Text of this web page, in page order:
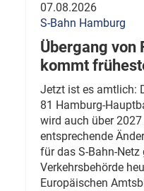
07.08.2026
S-Bahn Hamburg
Übergang von
kommt
Jetzt ist es amtlich:
81 Hamburg-
wird auch über
entsprechende
für das S-Bahn-
Verkehrsbehörde
Europäischen